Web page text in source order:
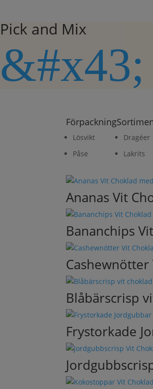
Pick and Mix
&#x43;
Förpackning
Lösvikt
Påse
Dragéer
Lakrits
Ananas Vit
Bananchips
Blåbärscrisp
Frystorkade